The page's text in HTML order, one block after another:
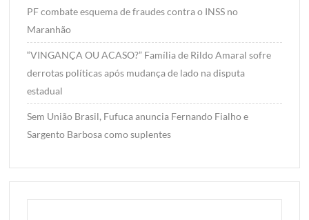
PF combate esquema de fraudes contra o INSS no
Maranhão
“VINGANÇA OU ACASO?” Família de Rildo Amaral sofre
derrotas políticas após mudança de lado na disputa
estadual
Sem União Brasil, Fufuca anuncia Fernando Fialho e
Sargento Barbosa como suplentes